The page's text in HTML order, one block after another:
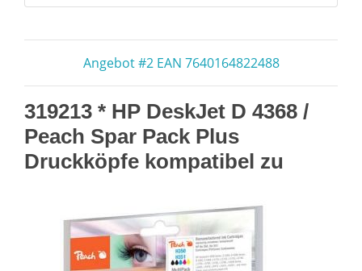
Angebot #2 EAN 7640164822488
319213 * HP DeskJet D 4368 /
Peach Spar Pack Plus
Druckköpfe kompatibel zu